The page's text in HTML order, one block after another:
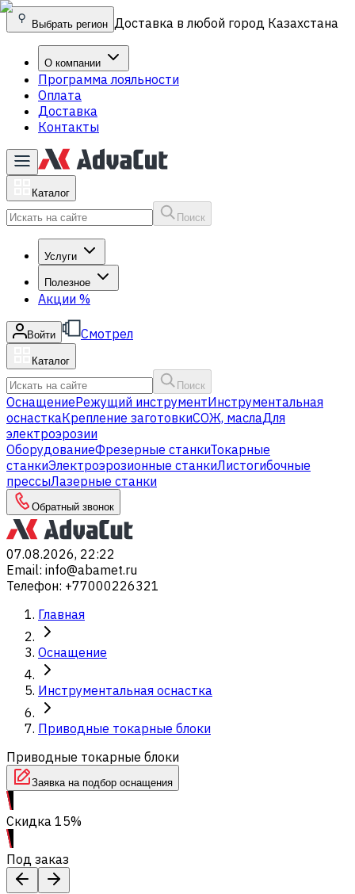
Выбрать регион Доставка в любой город Казахстана
О компании
Программа лояльности
Оплата
Доставка
Контакты
Каталог
Поиск
Услуги
Полезное
Акции %
Войти Смотрел
Каталог
Поиск
ОснащениеРежущий инструментИнструментальная
оснасткаКрепление заготовкиСОЖ, маслаДля
электроэрозии
ОборудованиеФрезерные станкиТокарные
станкиЭлектроэрозионные станкиЛистогибочные
прессыЛазерные станки
Обратный звонок
07.08.2026, 22:22
Email: info@abamet.ru
Телефон: +77000226321
Главная
Оснащение
Инструментальная оснастка
Приводные токарные блоки
Приводные токарные блоки
Заявка на подбор оснащения
Скидка 15%
Под заказ